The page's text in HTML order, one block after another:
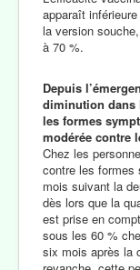
apparaît
la version
à 70 %.
Depuis
diminution dans
les formes
modérée contre
Chez les
contre les formes
mois suivant la
dès lors que la
est prise en
sous les 60 %
six mois après la